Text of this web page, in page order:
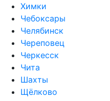
Химки
Чебоксары
Челябинск
Череповец
Черкесск
Чита
Шахты
Щёлково